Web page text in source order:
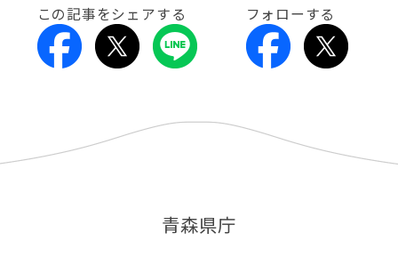
この記事をシェアする フォローする
青森県庁